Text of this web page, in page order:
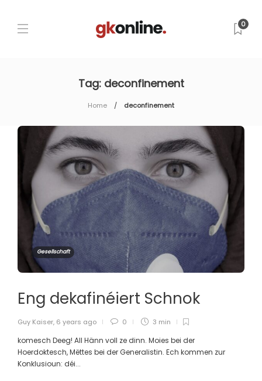
0
Tag: deconfinement
Home deconfinement
Gesellschaft
Eng dekafinéiert Schnok
Guy Kaiser, 6 years ago 0 3 min
komesch Deeg! All Hänn voll ze dinn. Moies bei der
Hoerdoktesch, Mëttes bei der Generalistin. Ech kommen zur
Konklusioun: déi...